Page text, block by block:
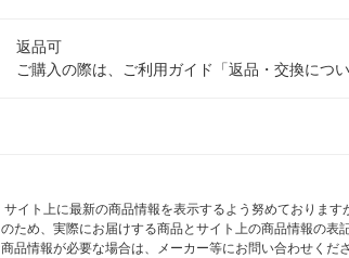
返品可
ご購入の際は、ご利用ガイド「返品・交換につ
イト上に最新の商品情報を表示するよう努めておりま
ため、実際にお届けする商品とサイト上の商品情報の
品情報が必要な場合は、メーカー等にお問い合わせくださ